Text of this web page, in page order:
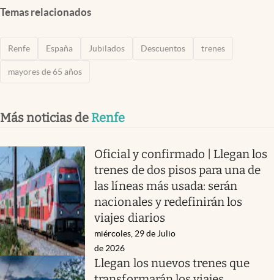
Temas relacionados
Renfe España Jubilados Descuentos trenes
mayores de 65 años
Más noticias de Renfe
Oficial y confirmado | Llegan los
trenes de dos pisos para una de
las líneas más usada: serán
nacionales y redefinirán los
viajes diarios
miércoles, 29 de Julio
de 2026
Llegan los nuevos trenes que